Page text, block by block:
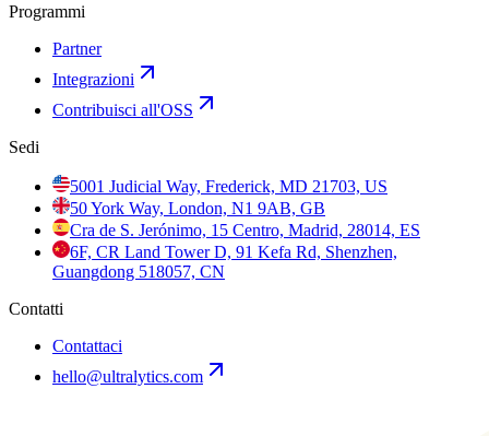
Programmi
Partner
Integrazioni
Contribuisci all'OSS
Sedi
5001 Judicial Way, Frederick, MD 21703, US
50 York Way, London, N1 9AB, GB
Cra de S. Jerónimo, 15 Centro, Madrid, 28014, ES
6F, CR Land Tower D, 91 Kefa Rd, Shenzhen,
Guangdong 518057, CN
Contatti
Contattaci
hello@ultralytics.com